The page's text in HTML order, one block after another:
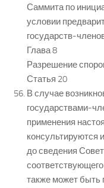
Саммита по
условии
государств-
Глава 8
Разрешение
Статья 20
В случае
государствами-
применения
консультируются
до сведения
также может быть